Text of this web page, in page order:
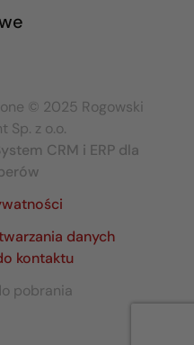
© 2025 Rogowski
Sp. z o.o.
CRM i ERP dla
danych
kontaktu
pobrania